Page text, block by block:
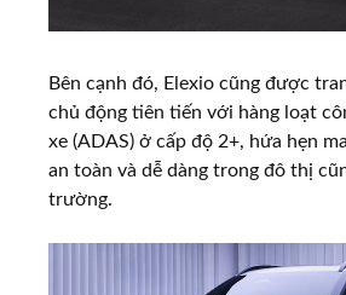
Bên cạnh đó, Elexio cũng được
chủ động tiên tiến với hàng loạt
xe (ADAS) ở cấp độ 2+, hứa hẹn
an toàn và dễ dàng trong đô thị
trường.